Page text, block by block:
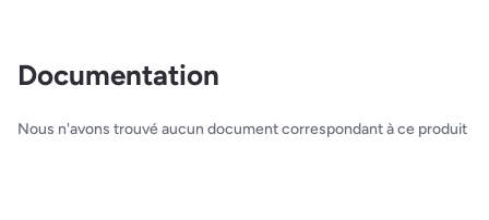
Documentation
Nous n'avons trouvé aucun document correspondant à ce produit